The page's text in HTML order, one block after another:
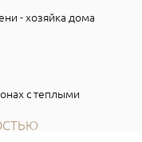
- хозяйка дома
с теплыми
уютный дом с